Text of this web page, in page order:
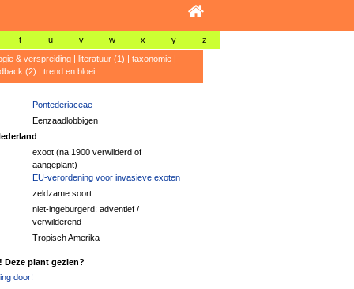
t u v w x y z
& verspreiding| literatuur (1) | taxonomie|
(2) | trend en bloei
Pontederiaceae
Eenzaadlobbigen
exoot (na 1900 verwilderd of
aangeplant)
EU-verordening voor invasieve exoten
zeldzame soort
niet-ingeburgerd: adventief /
verwilderend
Tropisch Amerika
Deze plant gezien?
door!